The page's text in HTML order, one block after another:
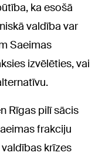
ka esošā
valdība var
Saeimas
izvēlēties, vai
Rīgas pilī sācis
frakciju
krīzes